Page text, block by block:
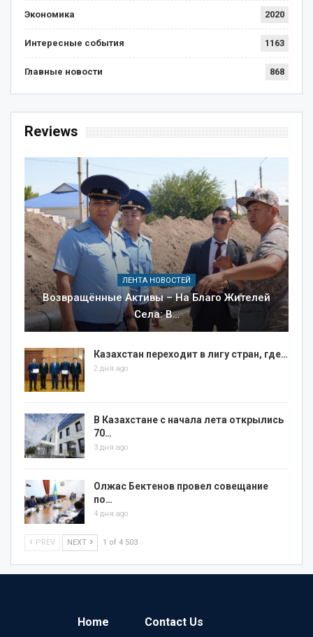
Экономика 2020
Интересные события 1163
Главные новости 868
Reviews
ЛЕНТА НОВОСТЕЙ
Возвращённые Активы – На Благо Жителей
Села: В…
Казахстан переходит в лигу стран, где…
2 дня ago
В Казахстане с начала лета открылись
70…
3 дня ago
Олжас Бектенов провел совещание
по…
4 дня ago
PREV NEXT 1 of 4 503
Home Contact Us